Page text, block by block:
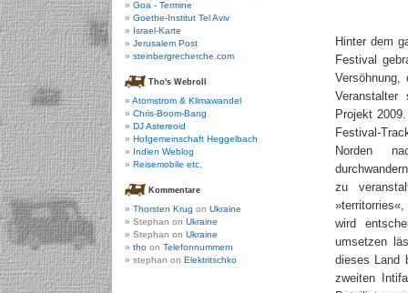
Hinter dem
Festival
Projekt
Festival-
Norden
zu
wird
umsetzen
dieses Land
zweiten
Goa - Termine
Goethe-Institut Tel Aviv
Israel-Karte
Jerusalem Post
steinbergrecherche.com
Tho's Webroll
Atomstrom & Klimawandel
Chris-Boom-Bang
DJ Astereoid
Hofgemeinschaft Heggelbach
Indien Weblog
Reisemobile etc.
Kommentare
Thorsten Krug on Ukraine
Stephan on Ukraine
Stephan on Ukraine
tho on Telefonnummern
stephan on Elektritschko